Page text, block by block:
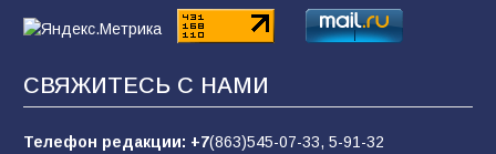
07.08.2026
«Слухами Москву не возьмёшь»: почему
отчаяние, а не разведка
СВЯЖИТЕСЬ С НАМИ
Телефон редакции: +7(863)545-07-33, 5-91-32